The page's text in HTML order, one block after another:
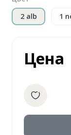
2 alb
1
Цена